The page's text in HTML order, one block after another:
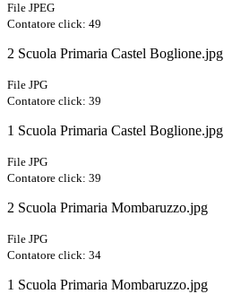
File JPEG
Contatore click: 49
2 Scuola Primaria Castel Boglione.jpg
File JPG
Contatore click: 39
1 Scuola Primaria Castel Boglione.jpg
File JPG
Contatore click: 39
2 Scuola Primaria Mombaruzzo.jpg
File JPG
Contatore click: 34
1 Scuola Primaria Mombaruzzo.jpg